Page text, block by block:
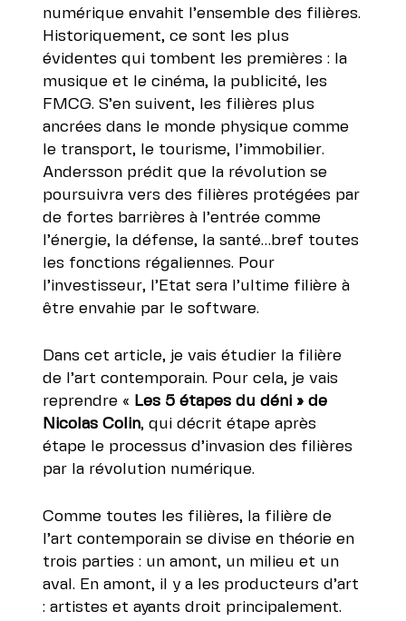
numérique envahit l’ensemble des filières.
Historiquement, ce sont les plus
évidentes qui tombent les premières : la
musique et le cinéma, la publicité, les
FMCG. S’en suivent, les filières plus
ancrées dans le monde physique comme
le transport, le tourisme, l’immobilier.
Andersson prédit que la révolution se
poursuivra vers des filières protégées par
de fortes barrières à l’entrée comme
l’énergie, la défense, la santé…bref toutes
les fonctions régaliennes. Pour
l’investisseur, l’Etat sera l’ultime filière à
être envahie par le software.
Dans cet article, je vais étudier la filière
de l’art contemporain. Pour cela, je vais
reprendre « Les 5 étapes du déni » de
Nicolas Colin, qui décrit étape après
étape le processus d’invasion des filières
par la révolution numérique.
Comme toutes les filières, la filière de
l’art contemporain se divise en théorie en
trois parties : un amont, un milieu et un
aval. En amont, il y a les producteurs d’art
: artistes et ayants droit principalement.